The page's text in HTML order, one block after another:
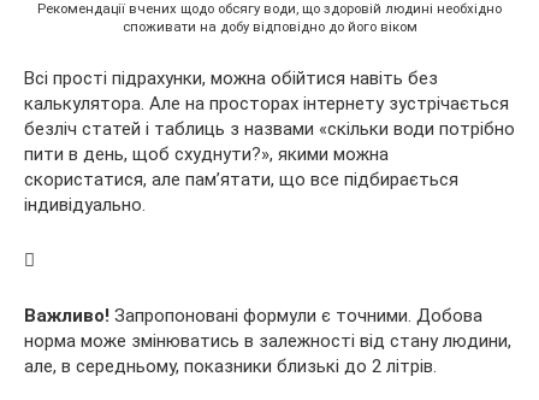
Рекомендації вчених щодо обсягу води, що здоровій людині необхідно
споживати на добу відповідно до його віком
Всі прості підрахунки, можна обійтися навіть без
калькулятора. Але на просторах інтернету зустрічається
безліч статей і таблиць з назвами «скільки води потрібно
пити в день, щоб схуднути?», якими можна
скористатися, але пам’ятати, що все підбирається
індивідуально.
Важливо! Запропоновані формули є точними. Добова
норма може змінюватись в залежності від стану людини,
але, в середньому, показники близькі до 2 літрів.